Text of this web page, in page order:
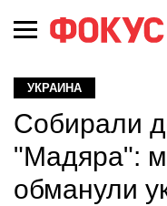
УКРАИНА
Собирали
"Мадяра":
обманули